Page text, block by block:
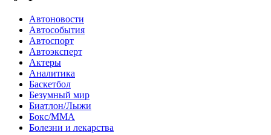
Автоновости
Автособытия
Автоспорт
Автоэксперт
Актеры
Аналитика
Баскетбол
Безумный мир
Биатлон/Лыжи
Бокс/MMA
Болезни и лекарства